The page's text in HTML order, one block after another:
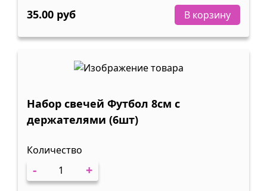
35.00 руб В корзину
Набор свечей Футбол 8см с
держателями (6шт)
Количество
- +